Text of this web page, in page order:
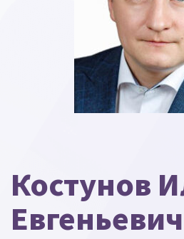
Костунов
Евгеньевич